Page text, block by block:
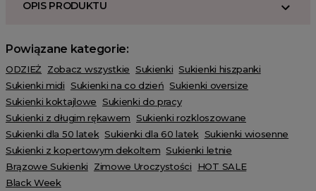
OPIS PRODUKTU
Powiązane kategorie:
ODZIEŻ Zobacz wszystkie Sukienki Sukienki hiszpanki
Sukienki midi Sukienki na co dzień Sukienki oversize
Sukienki koktajlowe Sukienki do pracy
Sukienki z długim rękawem Sukienki rozkloszowane
Sukienki dla 50 latek Sukienki dla 60 latek Sukienki wiosenne
Sukienki z kopertowym dekoltem Sukienki letnie
Brązowe Sukienki
Zimowe Uroczystości
HOT SALE
Black Week